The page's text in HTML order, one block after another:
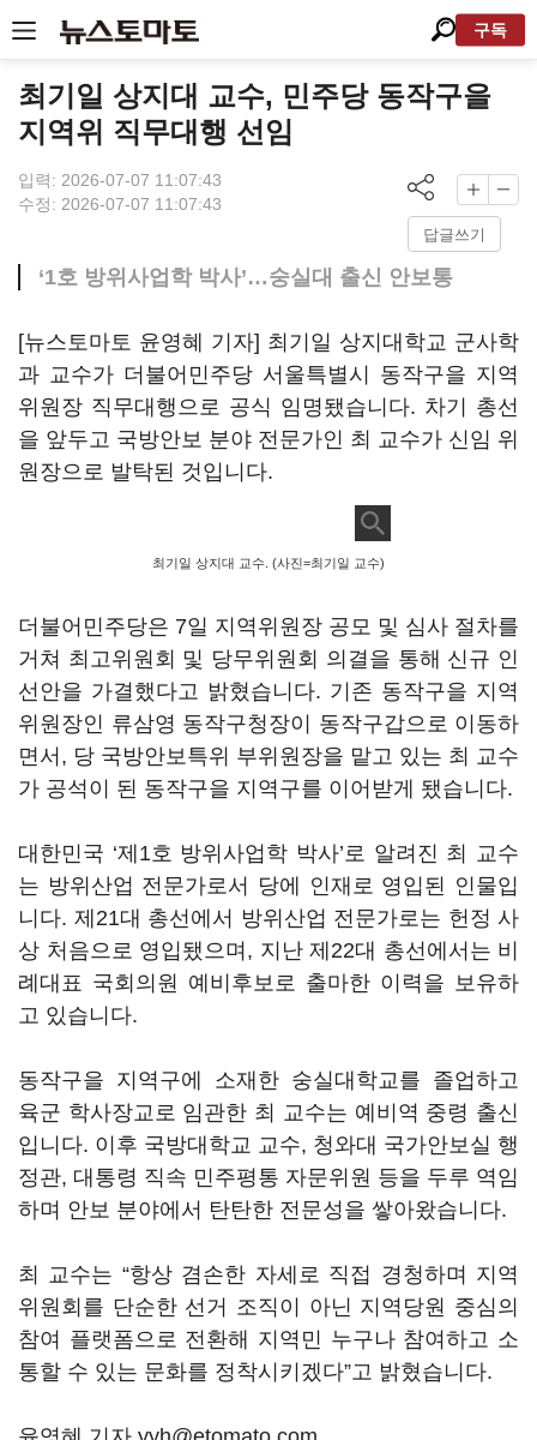
구독
최기일 상지대 교수, 민주당 동작구을
지역위 직무대행 선임
입력: 2026-07-07 11:07:43
수정: 2026-07-07 11:07:43
답글쓰기
‘1호 방위사업학 박사’…숭실대 출신 안보통
[뉴스토마토 윤영혜 기자] 최기일 상지대학교 군사학
과 교수가 더불어민주당 서울특별시 동작구을 지역
위원장 직무대행으로 공식 임명됐습니다. 차기 총선
을 앞두고 국방안보 분야 전문가인 최 교수가 신임 위
원장으로 발탁된 것입니다.
최기일 상지대 교수. (사진=최기일 교수)
더불어민주당은 7일 지역위원장 공모 및 심사 절차를
거쳐 최고위원회 및 당무위원회 의결을 통해 신규 인
선안을 가결했다고 밝혔습니다. 기존 동작구을 지역
위원장인 류삼영 동작구청장이 동작구갑으로 이동하
면서, 당 국방안보특위 부위원장을 맡고 있는 최 교수
가 공석이 된 동작구을 지역구를 이어받게 됐습니다.
대한민국 ‘제1호 방위사업학 박사’로 알려진 최 교수
는 방위산업 전문가로서 당에 인재로 영입된 인물입
니다. 제21대 총선에서 방위산업 전문가로는 헌정 사
상 처음으로 영입됐으며, 지난 제22대 총선에서는 비
례대표 국회의원 예비후보로 출마한 이력을 보유하
고 있습니다.
동작구을 지역구에 소재한 숭실대학교를 졸업하고
육군 학사장교로 임관한 최 교수는 예비역 중령 출신
입니다. 이후 국방대학교 교수, 청와대 국가안보실 행
정관, 대통령 직속 민주평통 자문위원 등을 두루 역임
하며 안보 분야에서 탄탄한 전문성을 쌓아왔습니다.
최 교수는 “항상 겸손한 자세로 직접 경청하며 지역
위원회를 단순한 선거 조직이 아닌 지역당원 중심의
참여 플랫폼으로 전환해 지역민 누구나 참여하고 소
통할 수 있는 문화를 정착시키겠다”고 밝혔습니다.